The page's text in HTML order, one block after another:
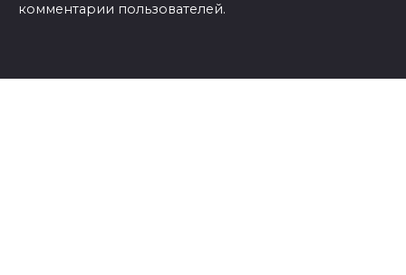
комментарии пользователей.